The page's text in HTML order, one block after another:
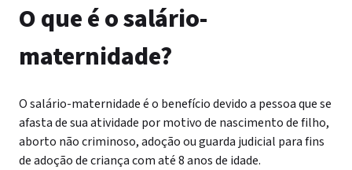
O que é o salário-
maternidade?
O salário-maternidade é o benefício devido a pessoa que se
afasta de sua atividade por motivo de nascimento de filho,
aborto não criminoso, adoção ou guarda judicial para fins
de adoção de criança com até 8 anos de idade.